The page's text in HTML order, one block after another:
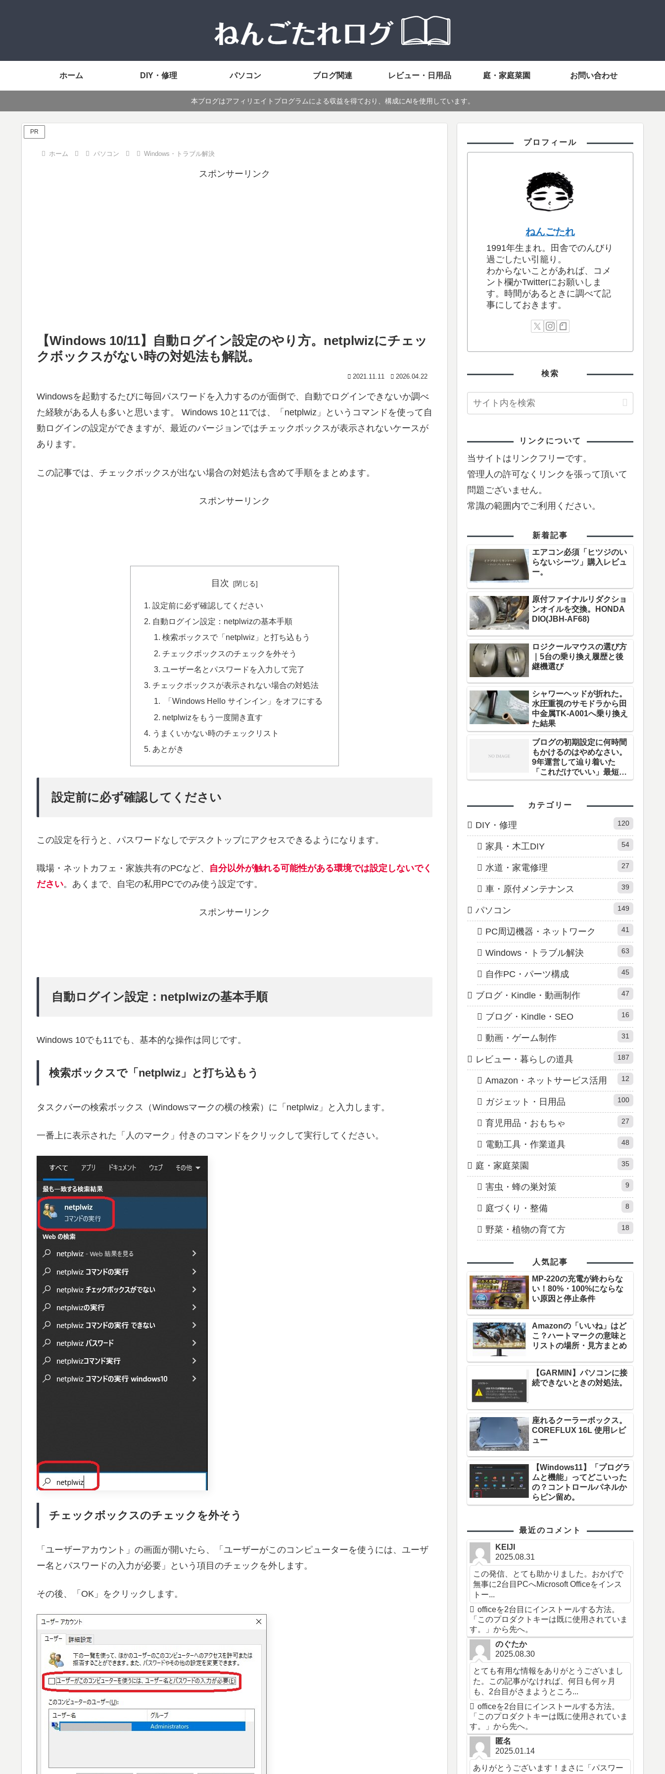
ホーム DIY・修理 パソコン ブログ関連 レビュー・日用品 庭・家庭菜園 お問い合わせ
本ブログはアフィリエイトプログラムによる収益を得ており、構成にAIを使用しています。
PR
ホーム パソコン Windows・トラブル解決
スポンサーリンク
【Windows 10/11】自動ログイン設定のやり方。netplwizにチェッ
クボックスがない時の対処法も解説。
2021.11.11 2026.04.22
Windowsを起動するたびに毎回パスワードを入力するのが面倒で、自動でログインできないか調べ
た経験がある人も多いと思います。 Windows 10と11では、「netplwiz」というコマンドを使って自
動ログインの設定ができますが、最近のバージョンではチェックボックスが表示されないケースが
あります。
この記事では、チェックボックスが出ない場合の対処法も含めて手順をまとめます。
スポンサーリンク
目次
設定前に必ず確認してください
自動ログイン設定：netplwizの基本手順
検索ボックスで「netplwiz」と打ち込もう
チェックボックスのチェックを外そう
ユーザー名とパスワードを入力して完了
チェックボックスが表示されない場合の対処法
「Windows Hello サインイン」をオフにする
netplwizをもう一度開き直す
うまくいかない時のチェックリスト
あとがき
設定前に必ず確認してください
この設定を行うと、パスワードなしでデスクトップにアクセスできるようになります。
職場・ネットカフェ・家族共有のPCなど、 自分以外が触れる可能性がある環境では設定しないでく
ださい。あくまで、自宅の私用PCでのみ使う設定です。
スポンサーリンク
自動ログイン設定：netplwizの基本手順
Windows 10でも11でも、基本的な操作は同じです。
検索ボックスで「netplwiz」と打ち込もう
タスクバーの検索ボックス（Windowsマークの横の検索）に「netplwiz」と入力します。
一番上に表示された「人のマーク」付きのコマンドをクリックして実行してください。
チェックボックスのチェックを外そう
「ユーザーアカウント」の画面が開いたら、「ユーザーがこのコンピューターを使うには、ユーザ
ー名とパスワードの入力が必要」という項目のチェックを外します。
その後、「OK」をクリックします。
プロフィール
ねんごたれ
1991年生まれ。田舎でのんびり
過ごしたい引籠り。
わからないことがあれば、コメ
ント欄かTwitterにお願いしま
す。時間があるときに調べて記
事にしておきます。
検索
リンクについて
当サイトはリンクフリーです。
管理人の許可なくリンクを張って頂いて
問題ございません。
常識の範囲内でご利用ください。
新着記事
エアコン必須「ヒツジのい
らないシーツ」購入レビュ
ー。
原付ファイナルリダクショ
ンオイルを交換。HONDA
DIO(JBH-AF68)
ロジクールマウスの選び方
｜5台の乗り換え履歴と後
継機選び
シャワーヘッドが折れた。
水圧重視のサモドラから田
中金属TK-A001へ乗り換え
た結果
ブログの初期設定に何時間
もかけるのはやめなさい。
9年運営して辿り着いた
「これだけでいい」最短ル
ート
カテゴリー
DIY・修理 120
家具・木工DIY 54
水道・家電修理 27
車・原付メンテナンス 39
パソコン 149
PC周辺機器・ネットワーク 41
Windows・トラブル解決 63
自作PC・パーツ構成 45
ブログ・Kindle・動画制作 47
ブログ・Kindle・SEO 16
動画・ゲーム制作 31
レビュー・暮らしの道具 187
Amazon・ネットサービス活用 12
ガジェット・日用品 100
育児用品・おもちゃ 27
電動工具・作業道具 48
庭・家庭菜園 35
害虫・蜂の巣対策 9
庭づくり・整備 8
野菜・植物の育て方 18
人気記事
MP-220の充電が終わらな
い！80%・100%にならな
い原因と停止条件
Amazonの「いいね」はど
こ？ハートマークの意味と
リストの場所・見方まとめ
【GARMIN】パソコンに接
続できないときの対処法。
座れるクーラーボックス。
COREFLUX 16L 使用レビ
ュー
【Windows11】「プログラ
ムと機能」ってどこいった
の？コントロールパネルか
らピン留め。
最近のコメント
KEIJI
2025.08.31
この発信、とても助かりました。おかげで
無事に2台目PCへMicrosoft Officeをインス
トー...
officeを2台目にインストールする方法。
「このプロダクトキーは既に使用されていま
す。」から先へ。
のぐたか
2025.08.30
とても有用な情報をありがとうございまし
た。この記事がなければ、何日も何ヶ月
も、2台目がさまようところ...
officeを2台目にインストールする方法。
「このプロダクトキーは既に使用されていま
す。」から先へ。
匿名
2025.01.14
ありがとうございます！まさに「パスワー